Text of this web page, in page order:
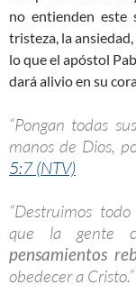
no entienden este
tristeza, la
lo que el apóstol
dará alivio en su
“Pongan todas
manos de Dios,
5:7 (NTV)
“Destruimos
que la gente
pensamientos
obedecer a